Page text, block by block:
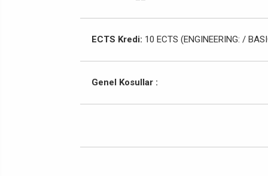
ECTS Kredi: 10 ECTS (ENGINEERING: /
Genel Kosullar :